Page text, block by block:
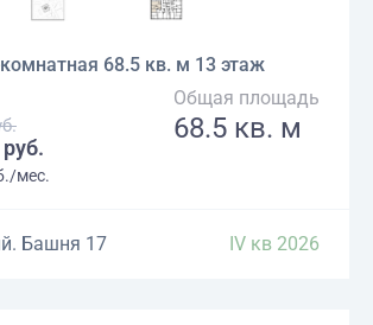
68.5 кв. м 13 этаж
мес.
Общая площадь
68.5 кв. м
Башня 17 IV кв 2026